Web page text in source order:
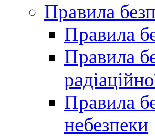
Правила
Правила
Правила
Правила
небезпеки